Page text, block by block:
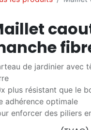
de jardinier avec
plus résistant que le
adhérence optimale
enforcer des piliers